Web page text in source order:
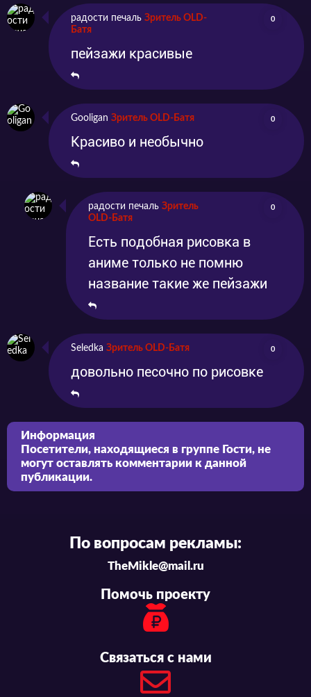
радости печаль Зритель OLD-
Батя
0
пейзажи красивые
Gooligan Зритель OLD-Батя 0
Красиво и необычно
радости печаль Зритель
OLD-Батя
0
Есть подобная рисовка в
аниме только не помню
название такие же пейзажи
Seledka Зритель OLD-Батя 0
довольно песочно по рисовке
Информация
Посетители, находящиеся в группе Гости, не
могут оставлять комментарии к данной
публикации.
По вопросам рекламы:
TheMikle@mail.ru
Помочь проекту
Связаться с нами